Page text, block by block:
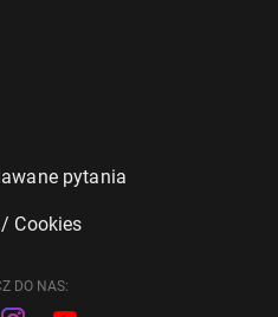
pytania
Cookies
DO NAS: